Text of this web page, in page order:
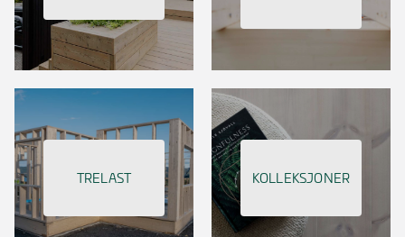
TRELAST KOLLEKSJONER